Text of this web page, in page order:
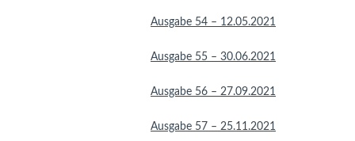
Ausgabe 54 – 12.05.2021
Ausgabe 55 – 30.06.2021
Ausgabe 56 – 27.09.2021
Ausgabe 57 – 25.11.2021